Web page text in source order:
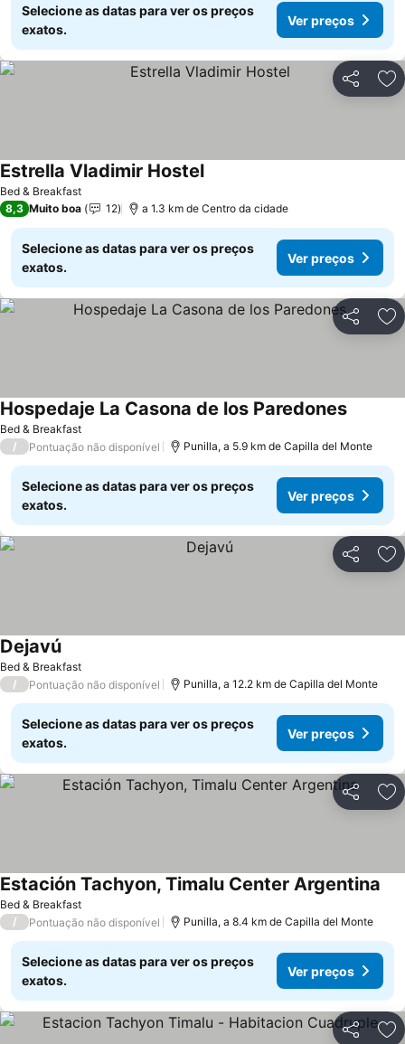
Selecione as datas para ver os preços
exatos.
Ver preços
Partilhar
Bed & Breakfast
Estrella Vladimir HostelVer preços
8,3 Muito boa 12 a 1.3 km de Centro da cidade
Selecione as datas para ver os preços
exatos.
Ver preços
Partilhar
Bed & Breakfast
Hospedaje La Casona de los ParedonesVer
/ Pontuação não disponível Punilla, a 5.9 km de Capilla del Monte
Selecione as datas para ver os preços
exatos.
Ver preços
Partilhar
Bed & Breakfast
DejavúVer preços
/ Pontuação não disponível Punilla, a 12.2 km de Capilla del Monte
Selecione as datas para ver os preços
exatos.
Ver preços
Partilhar
Bed & Breakfast
Estación Tachyon, Timalu Center Argentina
/ Pontuação não disponível Punilla, a 8.4 km de Capilla del Monte
Selecione as datas para ver os preços
exatos.
Ver preços
Partilhar